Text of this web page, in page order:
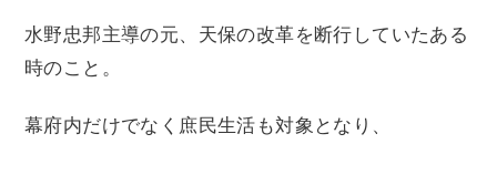
水野忠邦主導の元、天保の改革を断行していたある
時のこと。
幕府内だけでなく庶民生活も対象となり、